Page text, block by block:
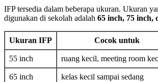
IFP tersedia dalam beberapa ukuran. Ukuran
digunakan di sekolah adalah 65 inch, 75 inch,
Ukuran IFP Cocok untuk
55 inch ruang kecil, meeting room
65 inch kelas kecil sampai sedang